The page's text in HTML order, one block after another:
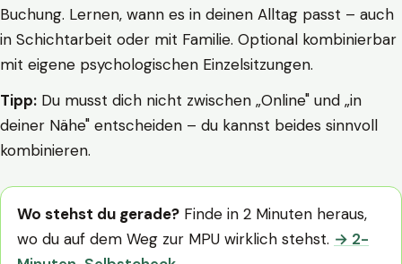
Buchung. Lernen, wann es in deinen Alltag passt – auch
in Schichtarbeit oder mit Familie. Optional kombinierbar
mit eigene psychologischen Einzelsitzungen.
Tipp: Du musst dich nicht zwischen „Online" und „in
deiner Nähe" entscheiden – du kannst beides sinnvoll
kombinieren.
Wo stehst du gerade? Finde in 2 Minuten heraus,
wo du auf dem Weg zur MPU wirklich stehst. → 2-